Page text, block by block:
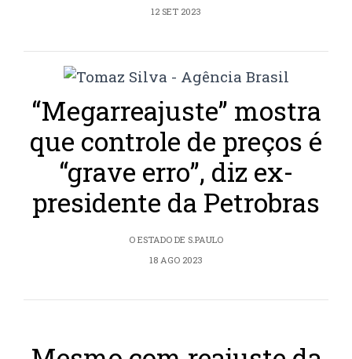
12 SET 2023
“Megarreajuste” mostra
que controle de preços é
“grave erro”, diz ex-
presidente da Petrobras
O ESTADO DE S.PAULO
18 AGO 2023